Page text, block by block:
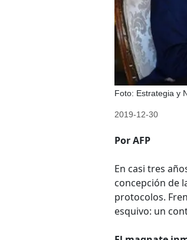
Foto: Estrategia y
2019-12-30
Por AFP
En casi tres
concepción de
protocolos.
esquivo: un